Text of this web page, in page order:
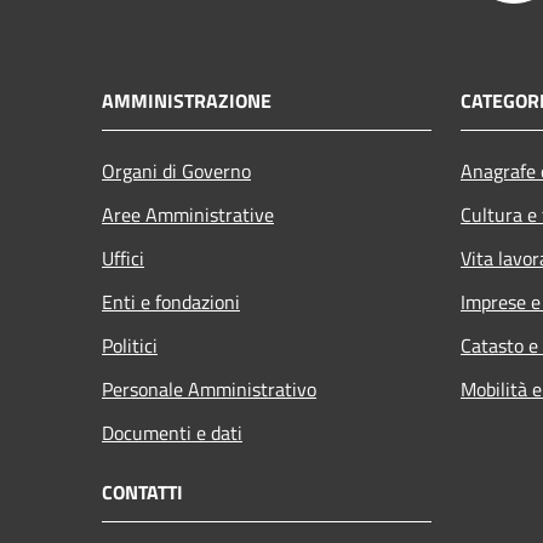
AMMINISTRAZIONE
Organi di Governo
Aree Amministrative
Uffici
Enti e fondazioni
Politici
Personale Amministrativo
Documenti e dati
Cultura
Vita
Imprese
Catasto
Mobilità
CONTATTI